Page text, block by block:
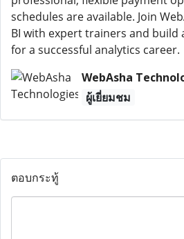
schedules are available. Join
BI with expert trainers and
for a successful analytics career.
WebAsha
ผู้เยี่ยมชม
ตอบกระทู้